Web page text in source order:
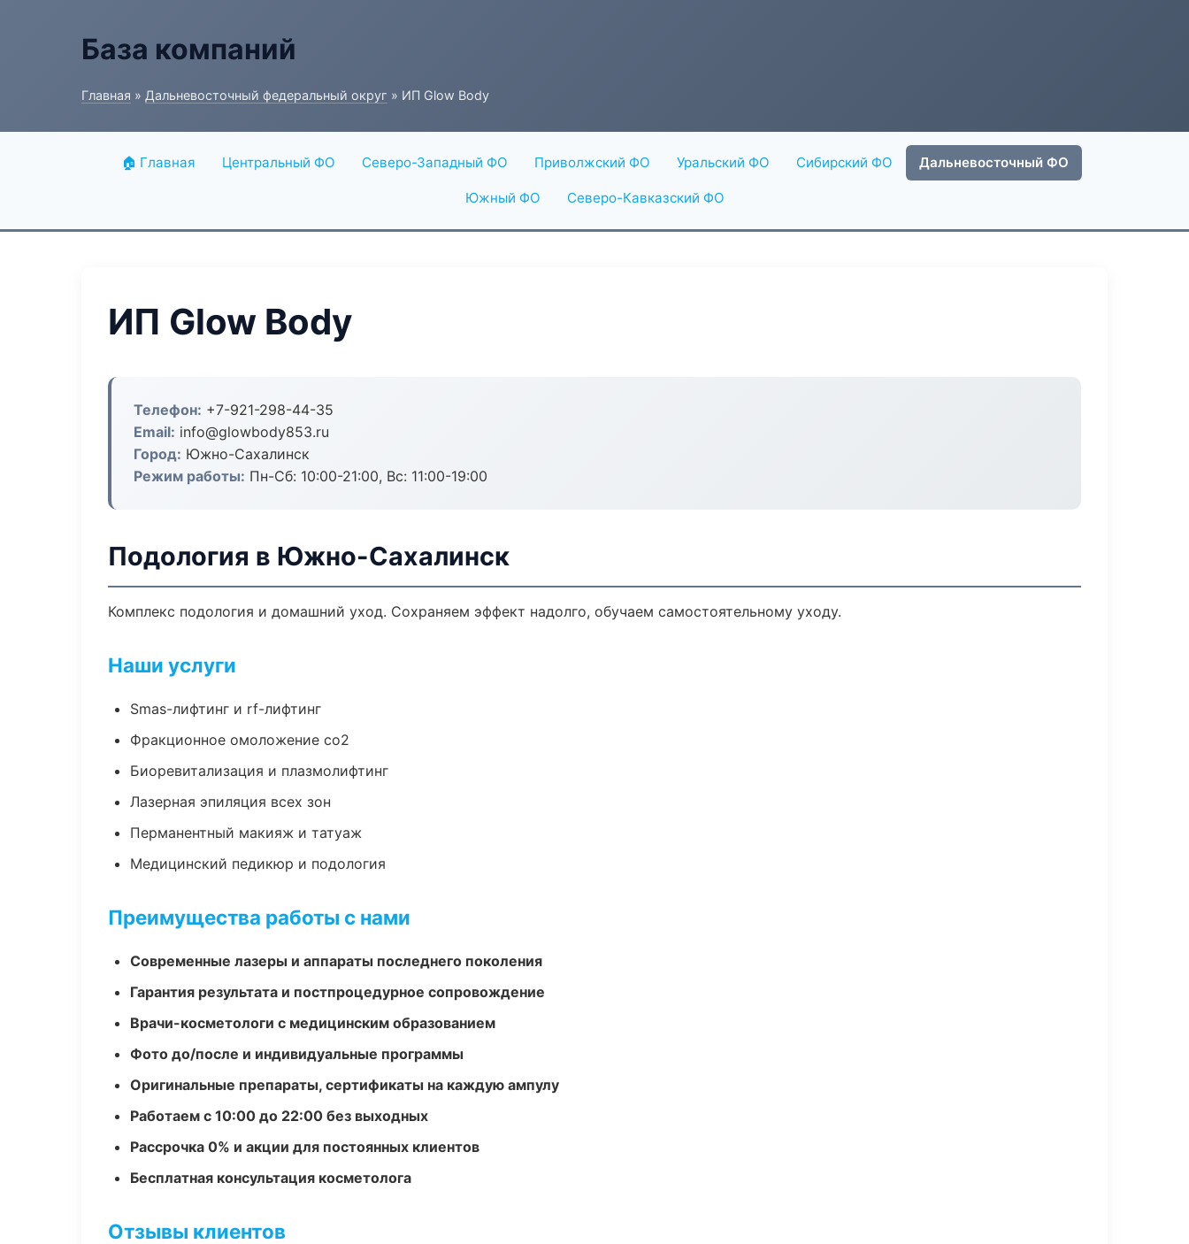
База компаний
Главная » Дальневосточный федеральный округ » ИП Glow Body
🏠 Главная Центральный ФО Северо-Западный ФО Приволжский ФО Уральский ФО Сибирский ФО Дальневосточный ФО
Южный ФО Северо-Кавказский ФО
ИП Glow Body
Телефон: +7-921-298-44-35
Email: info@glowbody853.ru
Город: Южно-Сахалинск
Режим работы: Пн-Сб: 10:00-21:00, Вс: 11:00-19:00
Подология в Южно-Сахалинск
Комплекс подология и домашний уход. Сохраняем эффект надолго, обучаем самостоятельному уходу.
Наши услуги
Smas-лифтинг и rf-лифтинг
Фракционное омоложение co2
Биоревитализация и плазмолифтинг
Лазерная эпиляция всех зон
Перманентный макияж и татуаж
Медицинский педикюр и подология
Преимущества работы с нами
Современные лазеры и аппараты последнего поколения
Гарантия результата и постпроцедурное сопровождение
Врачи-косметологи с медицинским образованием
Фото до/после и индивидуальные программы
Оригинальные препараты, сертификаты на каждую ампулу
Работаем с 10:00 до 22:00 без выходных
Рассрочка 0% и акции для постоянных клиентов
Бесплатная консультация косметолога
Отзывы клиентов